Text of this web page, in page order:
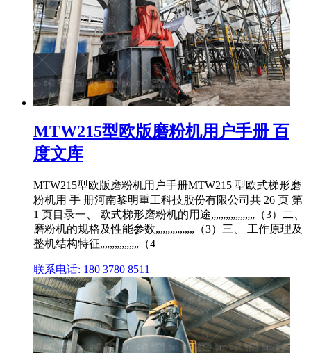
MTW215型欧版磨粉机用户手册 百
度文库
MTW215型欧版磨粉机用户手册MTW215 型欧式梯形磨
粉机用 手 册河南黎明重工科技股份有限公司共 26 页 第
1 页目录一、 欧式梯形磨粉机的用途„„„„„„„„„（3）二、
磨粉机的规格及性能参数„„„„„„„„（3）三、 工作原理及
整机结构特征„„„„„„„„（4
联系电话: 180 3780 8511